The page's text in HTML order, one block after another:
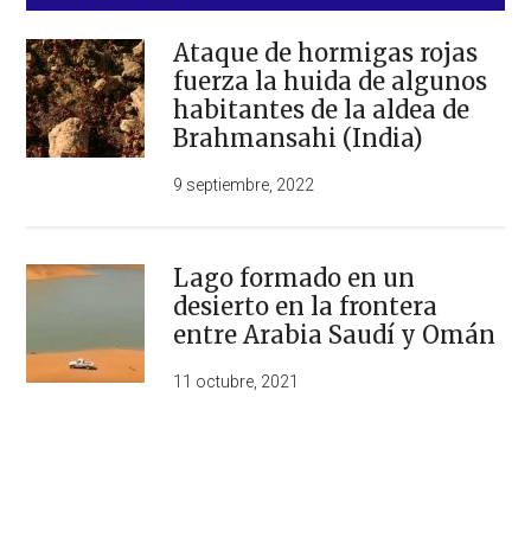
Ataque de hormigas rojas
fuerza la huida de algunos
habitantes de la aldea de
Brahmansahi (India)
9 septiembre, 2022
Lago formado en un
desierto en la frontera
entre Arabia Saudí y Omán
11 octubre, 2021